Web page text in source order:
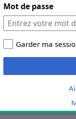
Mot de passe
Garder ma